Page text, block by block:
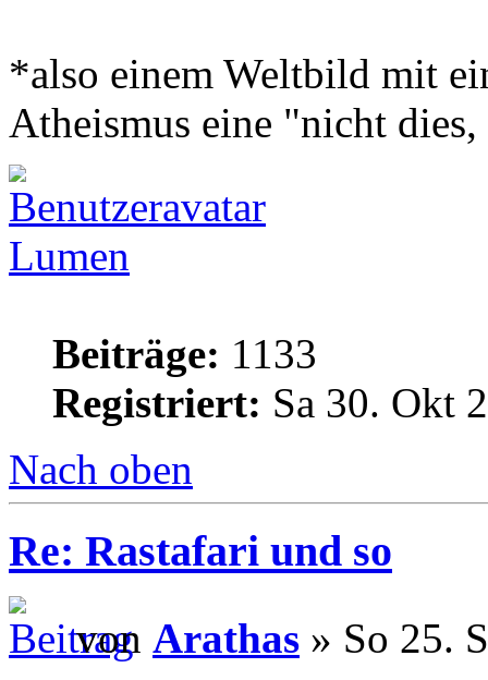
*also einem Weltbild mit
Atheismus eine "nicht
Lumen
Beiträge: 1133
Registriert: Sa 30. Okt
Nach oben
Re: Rastafari und so
von Arathas » So 25.